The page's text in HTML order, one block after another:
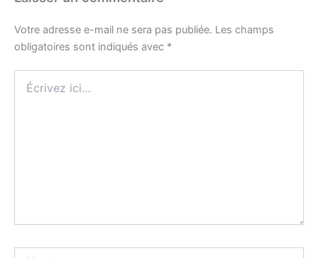
Votre adresse e-mail ne sera pas publiée. Les champs
obligatoires sont indiqués avec *
ici…